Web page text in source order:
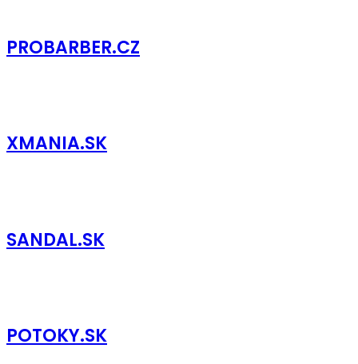
PROBARBER.CZ
XMANIA.SK
SANDAL.SK
POTOKY.SK